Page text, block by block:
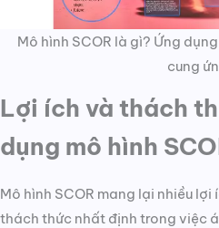
Mô hình SCOR là gì? Ứng
cung
Lợi ích và thách
dụng mô hình
Mô hình SCOR mang lại nhiều
thách thức nhất định trong việc